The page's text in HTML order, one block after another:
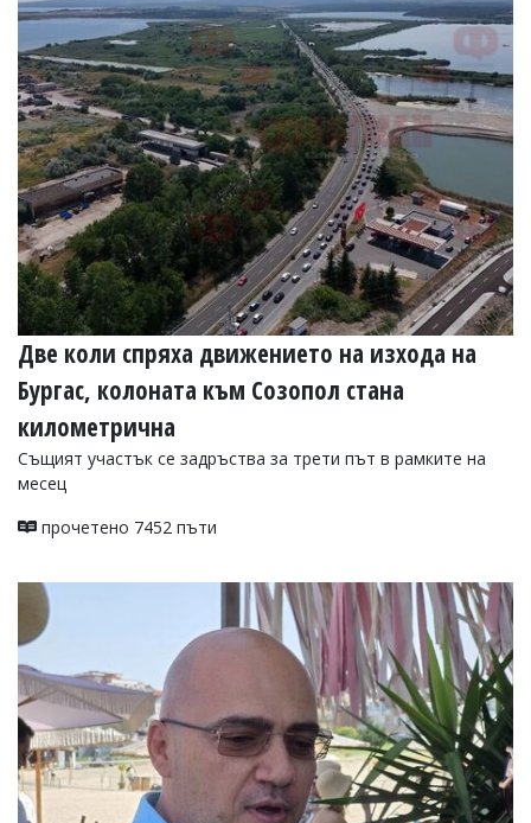
Две коли спряха движението на изхода на
Бургас, колоната към Созопол стана
километрична
Същият участък се задръства за трети път в рамките на
месец
прочетено 7452 пъти